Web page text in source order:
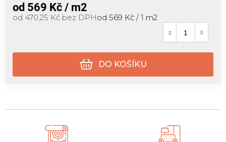
od 569 Kč / m2
od 470,25 Kč bez DPHMěrná cena:
od 569 Kč / 1 m2
DO KOŠÍKU